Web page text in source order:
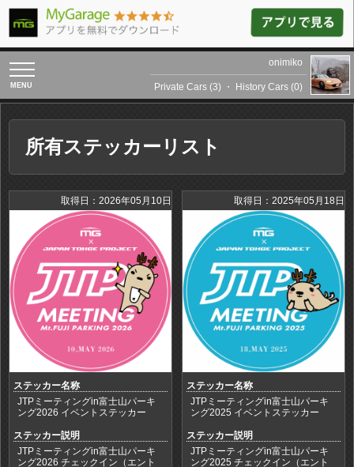
toggle
navigation
onimiko
Private Cars (3) ・ History Cars (0)
所有ステッカーリスト
取得日：2026年05月10日
ステッカー名称
JTPミーティングin富士山パーキ
ング2026 イベントステッカー
ステッカー説明
JTPミーティングin富士山パーキ
ング2026 チェックイン（エント
取得日：2025年05月18日
ステッカー名称
JTPミーティングin富士山パーキ
ング2025 イベントステッカー
ステッカー説明
JTPミーティングin富士山パーキ
ング2025 チェックイン（エント